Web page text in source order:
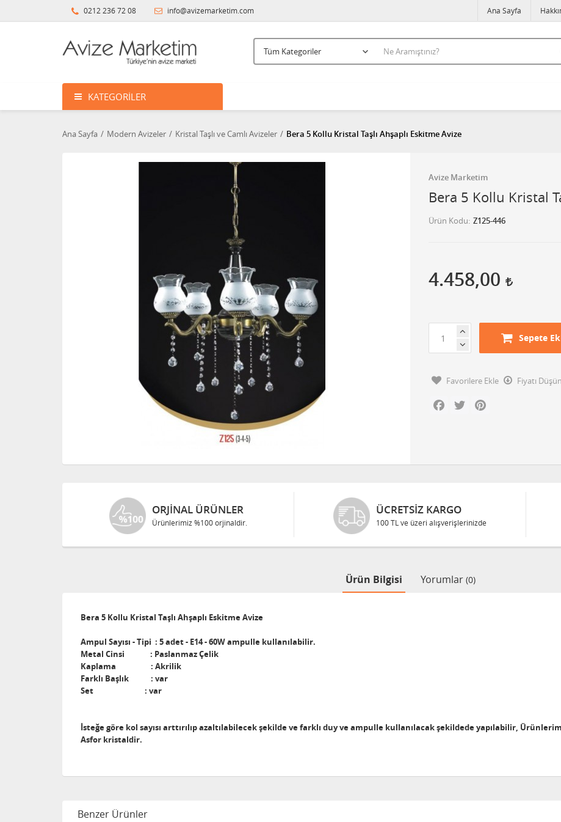
0212 236 72 08 info@avizemarketim.com Ana Sayfa
KATEGORILER
Ana Sayfa Modern Avizeler Kristal Taşlı ve Camlı Avizeler Bera 5 Kollu Kristal Taşlı Ahşaplı Eskitme Avize
Avize Marketim
Bera 5 Kollu Kristal
Ürün Kodu Z125-446
4.458,00
Sepete
Favorilere Ekle
Fiyatı
Facebook
Twitter
ORJINAL ÜRÜNLER
Ürünlerimiz %100 orjinaldir.
ÜCRETSIZ KARGO
100 TL ve üzeri alışverişlerinizde
Ürün Bilgisi Yorumlar (0)
Bera 5 Kollu Kristal Taşlı Ahşaplı Eskitme Avize
Ampul Sayısı - Tipi : 5 adet - E14 - 60W ampulle kullanılabilir.
Metal Cinsi : Paslanmaz Çelik
Kaplama : Akrilik
Farklı Başlık : var
Set : var
İsteğe göre kol sayısı arttırılıp azaltılabilecek şekilde ve farklı duy ve ampulle kullanılacak şekildede yapılabilir,
Asfor kristaldir.
Benzer Ürünler